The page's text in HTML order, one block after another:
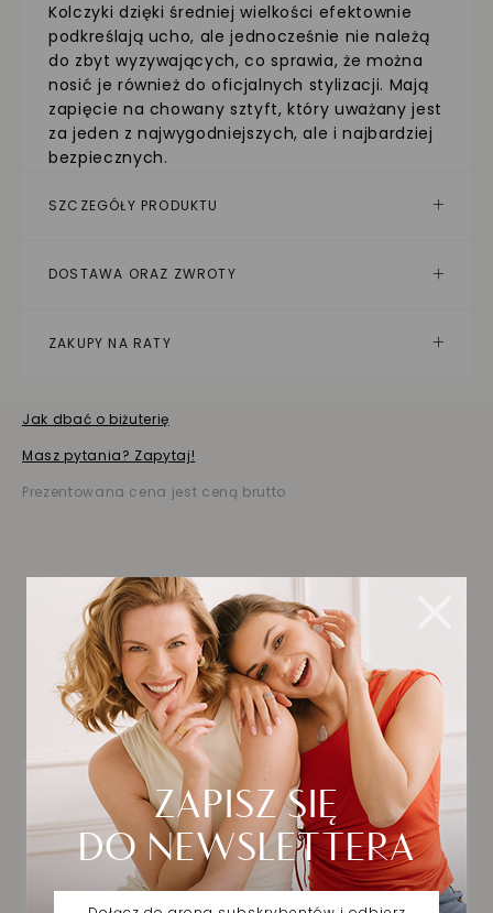
Kolczyki dzięki średniej wielkości efektownie
podkreślają ucho, ale jednocześnie nie należą
do zbyt wyzywających, co sprawia, że można
nosić je również do oficjalnych stylizacji. Mają
zapięcie na chowany sztyft, który uważany jest
za jeden z najwygodniejszych, ale i najbardziej
bezpiecznych.
SZCZEGÓŁY PRODUKTU
DOSTAWA ORAZ ZWROTY
ZAKUPY NA RATY
Jak dbać o biżuterię
Masz pytania? Zapytaj!
Prezentowana cena jest ceną brutto
Biżuteria wybrana dla
Ciebie